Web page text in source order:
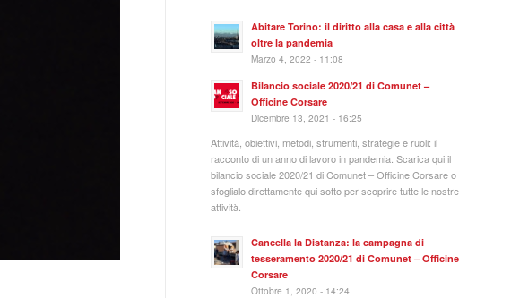
Abitare Torino: il diritto alla casa e alla città
oltre la pandemia
Marzo 4, 2022 - 11:08
Bilancio sociale 2020/21 di Comunet –
Officine Corsare
Dicembre 13, 2021 - 16:25
Attività, obiettivi, metodi, strumenti, strategie e ruoli: il
racconto di un anno di lavoro in pandemia. Scarica qui il
bilancio sociale 2020/21 di Comunet – Officine Corsare o
sfoglialo direttamente qui sotto per scoprire tutte le nostre
attività.
Cancella la Distanza: la campagna di
tesseramento 2020/21 di Comunet – Officine
Corsare
Ottobre 1, 2020 - 14:24